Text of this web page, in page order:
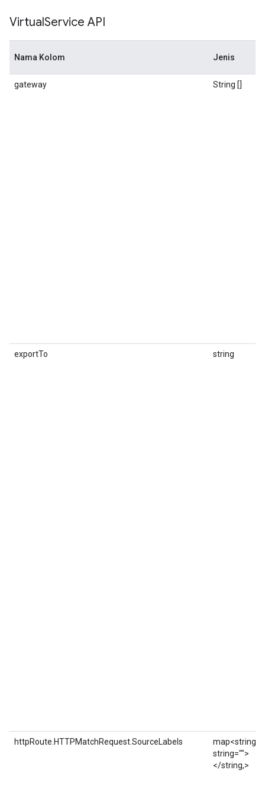
VirtualService API
Nama Kolom Jenis
gateway String []
exportTo string
httpRoute.HTTPMatchRequest.SourceLabels
map<string,
string="">
</string,>